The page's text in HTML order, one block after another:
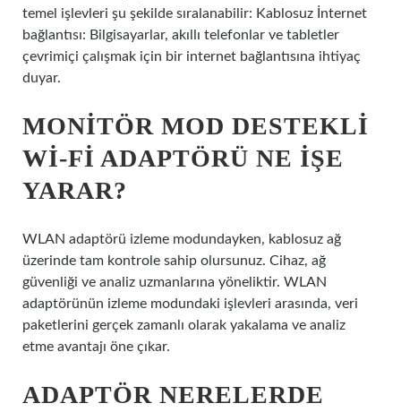
temel işlevleri şu şekilde sıralanabilir: Kablosuz İnternet
bağlantısı: Bilgisayarlar, akıllı telefonlar ve tabletler
çevrimiçi çalışmak için bir internet bağlantısına ihtiyaç
duyar.
MONITÖR MOD DESTEKLI
WI-FI ADAPTÖRÜ NE IŞE
YARAR?
WLAN adaptörü izleme modundayken, kablosuz ağ
üzerinde tam kontrole sahip olursunuz. Cihaz, ağ
güvenliği ve analiz uzmanlarına yöneliktir. WLAN
adaptörünün izleme modundaki işlevleri arasında, veri
paketlerini gerçek zamanlı olarak yakalama ve analiz
etme avantajı öne çıkar.
ADAPTÖR NERELERDE